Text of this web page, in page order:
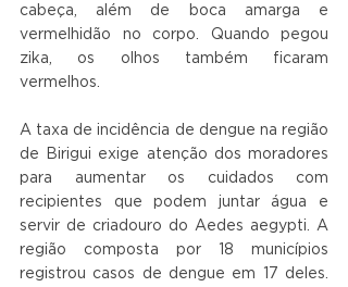
cabeça, além de boca amarga e
vermelhidão no corpo. Quando pegou
zika, os olhos também ficaram
vermelhos.
A taxa de incidência de dengue na região
de Birigui exige atenção dos moradores
para aumentar os cuidados com
recipientes que podem juntar água e
servir de criadouro do Aedes aegypti. A
região composta por 18 municípios
registrou casos de dengue em 17 deles.